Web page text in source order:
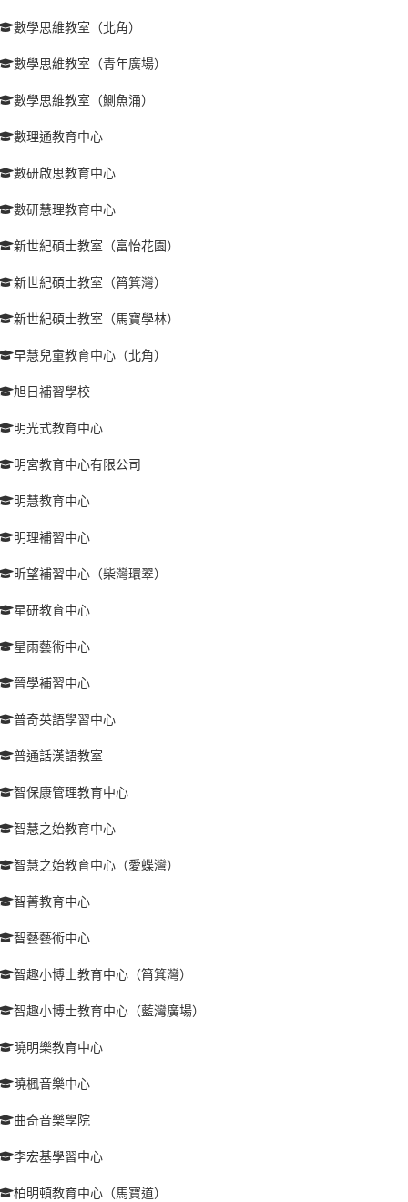
數學思維教室（北角）
數學思維教室（青年廣場）
數學思維教室（鰂魚涌）
數理通教育中心
數研啟思教育中心
數研慧理教育中心
新世紀碩士教室（富怡花園）
新世紀碩士教室（筲箕灣）
新世紀碩士教室（馬寶學林）
早慧兒童教育中心（北角）
旭日補習學校
明光式教育中心
明宮教育中心有限公司
明慧教育中心
明理補習中心
昕望補習中心（柴灣環翠）
星研教育中心
星雨藝術中心
晉學補習中心
普奇英語學習中心
普通話漢語教室
智保康管理教育中心
智慧之始教育中心
智慧之始教育中心（愛蝶灣）
智菁教育中心
智藝藝術中心
智趣小博士教育中心（筲箕灣）
智趣小博士教育中心（藍灣廣場）
曉明樂教育中心
曉楓音樂中心
曲奇音樂學院
李宏基學習中心
柏明頓教育中心（馬寶道）